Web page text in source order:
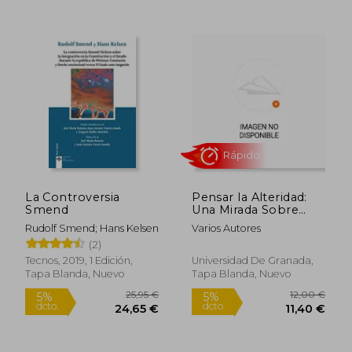
5%
dcto.
5%
dcto.
La Controversia
Smend
Rudolf Smend; Hans Kelsen
(2)
Tecnos, 2019, 1 Edición,
Tapa Blanda, Nuevo
Pensar la Alteridad:
Una Mirada Sobre
Amina Bargach y su
Obra
Varios Autores
Universidad De Granada,
Tapa Blanda, Nuevo